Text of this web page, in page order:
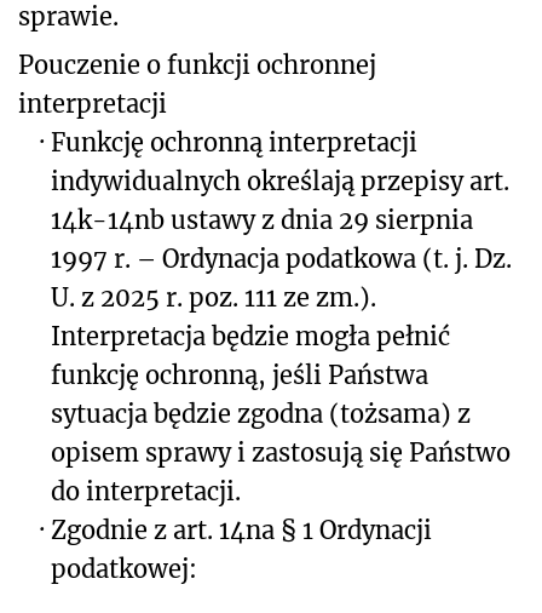
sprawie.
Pouczenie o funkcji ochronnej
interpretacji
· Funkcję ochronną interpretacji
indywidualnych określają przepisy art.
14k-14nb ustawy z dnia 29 sierpnia
1997 r. – Ordynacja podatkowa (t. j. Dz.
U. z 2025 r. poz. 111 ze zm.).
Interpretacja będzie mogła pełnić
funkcję ochronną, jeśli Państwa
sytuacja będzie zgodna (tożsama) z
opisem sprawy i zastosują się Państwo
do interpretacji.
· Zgodnie z art. 14na § 1 Ordynacji
podatkowej: